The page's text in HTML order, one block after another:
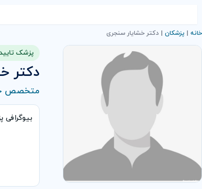
خانه | پزشکان | دکتر خشایار سنجری
پزشک
دکتر
متخصص